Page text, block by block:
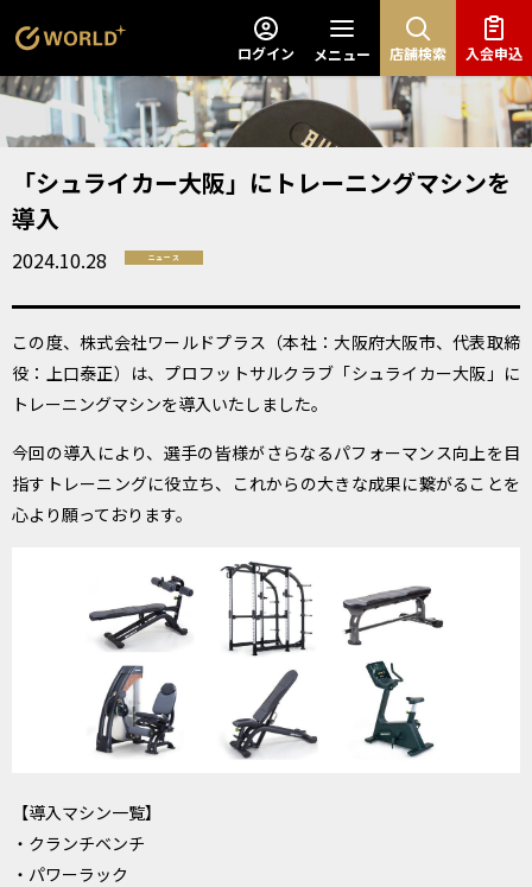
ログイン 店舗検索 入会申込
メニュー
「シュライカー大阪」にトレーニングマシンを
導入
2024.10.28 ニュース
この度、株式会社ワールドプラス（本社：大阪府大阪市、代表取締
役：上口泰正）は、プロフットサルクラブ「シュライカー大阪」に
トレーニングマシンを導入いたしました。
今回の導入により、選手の皆様がさらなるパフォーマンス向上を目
指すトレーニングに役立ち、これからの大きな成果に繋がることを
心より願っております。
【導入マシン一覧】
・クランチベンチ
・パワーラック